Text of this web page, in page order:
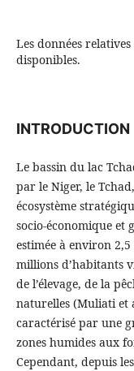
Les données
disponibles.
INTRODUCTION
Le bassin du lac
par le Niger, le
écosystème
socio-économique et
estimée à environ
millions d’habitants
de l’élevage, de la
naturelles (Muliati et
caractérisé par une
zones humides aux
Cependant, depuis